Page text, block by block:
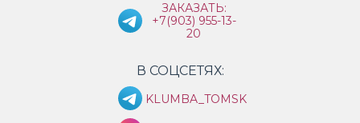
ЗАКАЗАТЬ:
+7(903) 955-13-
20
В СОЦСЕТЯХ:
KLUMBA_TOMSK